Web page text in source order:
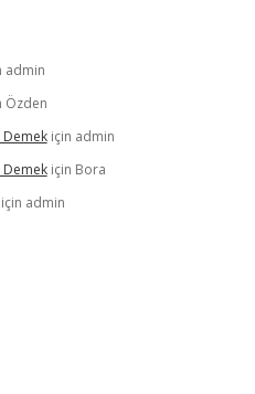
admin
Özden
Demekiçin admin
Demekiçin Bora
admin